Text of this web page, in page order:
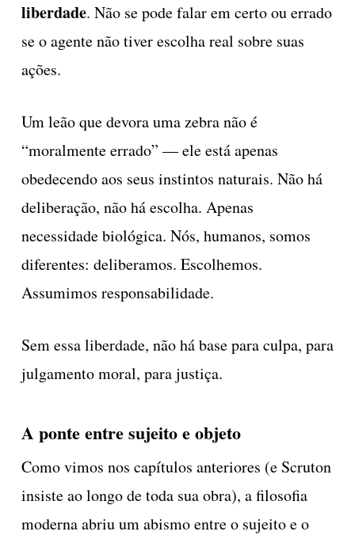
liberdade. Não se pode falar em certo ou errado
se o agente não tiver escolha real sobre suas
ações.
Um leão que devora uma zebra não é
“moralmente errado” — ele está apenas
obedecendo aos seus instintos naturais. Não há
deliberação, não há escolha. Apenas
necessidade biológica. Nós, humanos, somos
diferentes: deliberamos. Escolhemos.
Assumimos responsabilidade.
Sem essa liberdade, não há base para culpa, para
julgamento moral, para justiça.
A ponte entre sujeito e objeto
Como vimos nos capítulos anteriores (e Scruton
insiste ao longo de toda sua obra), a filosofia
moderna abriu um abismo entre o sujeito e o